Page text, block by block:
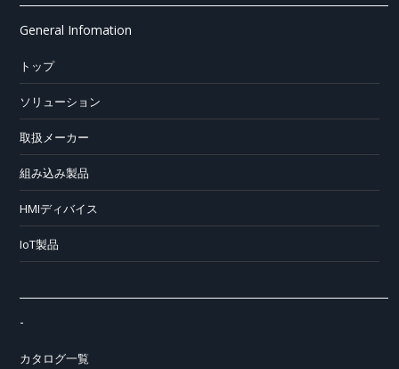
General Infomation
トップ
ソリューション
取扱メーカー
組み込み製品
HMIディバイス
IoT製品
-
カタログ一覧